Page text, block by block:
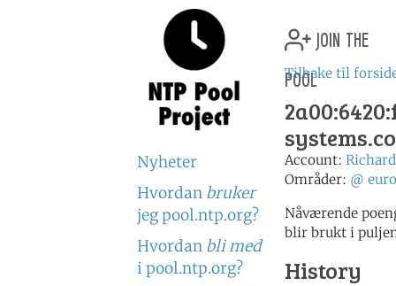
Nyheter
Hvordan bruker
jeg pool.ntp.org?
Hvordan bli med
i pool.ntp.org?
join the
pool
Tilbake til
Account:
Områder: @
Nåværende
blir brukt i
History